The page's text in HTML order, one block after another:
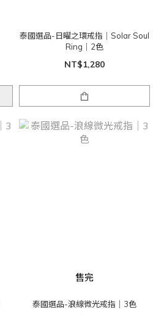
泰國選品-日曜之環戒指｜Solar Soul
Ring｜2色
NT$1,280
售完
泰國選品-浪線微光戒指｜3色